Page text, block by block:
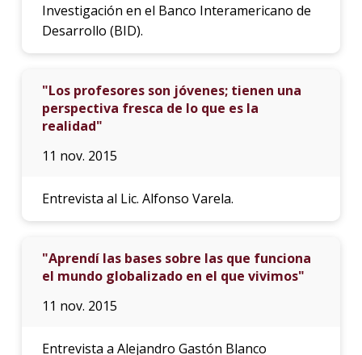
Investigación en el Banco Interamericano de
Desarrollo (BID).
"Los profesores son jóvenes; tienen una
perspectiva fresca de lo que es la
realidad"
11 nov. 2015
Entrevista al Lic. Alfonso Varela.
"Aprendí las bases sobre las que funciona
el mundo globalizado en el que vivimos"
11 nov. 2015
Entrevista a Alejandro Gastón Blanco